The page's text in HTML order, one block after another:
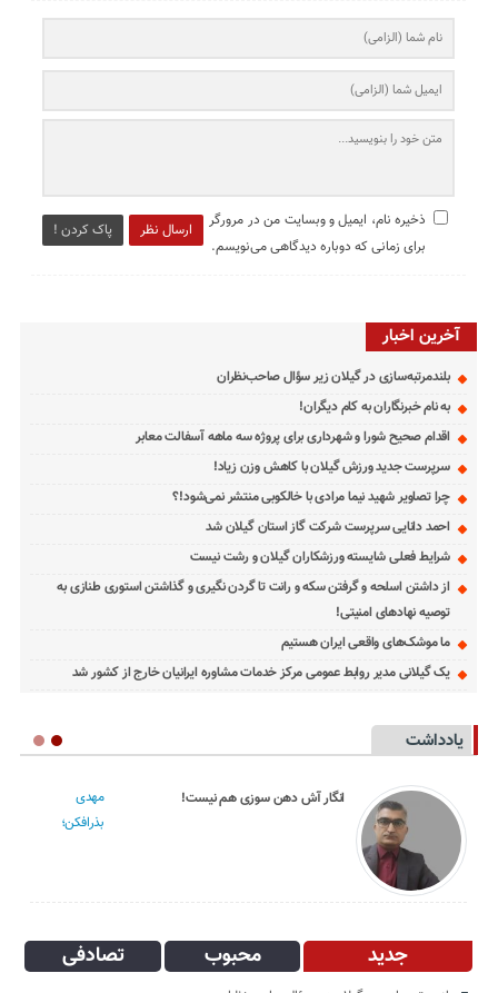
ارسال نظر پاک کردن !
ذخیره نام، ایمیل و وبسایت من در مرورگر
برای زمانی که دوباره دیدگاهی می‌نویسم.
آخرین اخبار
بلندمرتبه‌سازی در گیلان زیر سؤال صاحب‌نظران
به نام خبرنگاران به کام دیگران!
اقدام صحیح شورا و شهرداری برای پروژه سه ماهه آسفالت معابر
سرپرست جدید ورزش گیلان با کاهش وزن زیاد!
چرا تصاویر شهید نیما مرادی با خالکوبی منتشر نمی‌شود!؟
احمد دانایی سرپرست شرکت گاز استان گیلان شد
شرایط فعلی شایسته ورزشکاران گیلان و رشت نیست
از داشتن اسلحه و گرفتن سکه و رانت تا گردن نگیری و گذاشتن استوری طنازی به
توصیه نهادهای امنیتی!
ما موشک‌های واقعی ایران هستیم
یک گیلانی مدیر روابط عمومی مرکز خدمات مشاوره ایرانیان خارج از کشور شد
یادداشت
دعایی؛ کس بی‌کسان
مهدی
بذرافکن؛
جدید محبوب تصادفی